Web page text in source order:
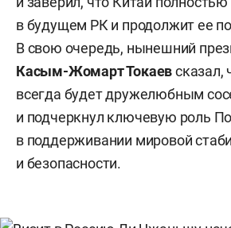
в будущем РК и продолжит ее
В свою очередь, нынешний
Касым-Жомарт Токаевсказал,
всегда будет дружелюбным
и подчеркнул ключевую роль
в поддерживании мировой
и безопасности.